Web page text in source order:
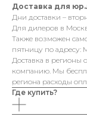
Доставка для
Дни доставки –
Для дилеров в
Также возможен
пятницу по адресу:
Доставка в регионы
компанию. Мы
региона расходы
Где купить?